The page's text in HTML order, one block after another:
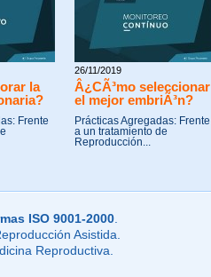
la
Frente
26/11/2019
Â¿CÃ³mo seleccionar
el mejor embriÃ³n?
Prácticas Agregadas: Frente
a un tratamiento de
Reproducción...
ISO 9001-2000
Asistida.
Reproductiva.